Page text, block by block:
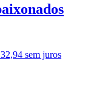
sem juros